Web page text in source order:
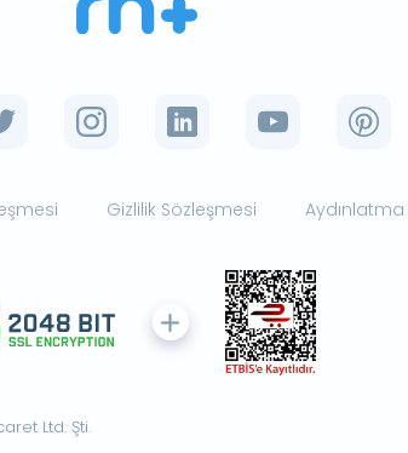
Gizlilik Sözleşmesi
Ltd. Şti.